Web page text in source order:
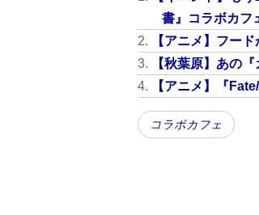
書』コラボカフ
【アニメ】フー
【秋葉原】あの
【アニメ】『
コラボカフェ